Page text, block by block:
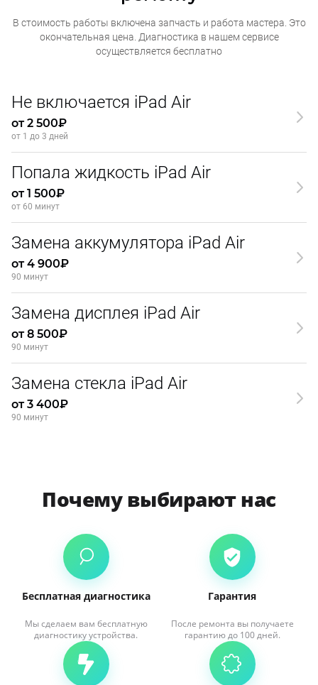
В стоимость работы включена запчасть и работа мастера. Это
окончательная цена. Диагностика в нашем сервисе
осуществляется бесплатно
Не включается iPad Air
от 2 500₽
от 1 до 3 дней
Попала жидкость iPad Air
от 1 500₽
от 60 минут
Замена аккумулятора iPad Air
от 4 900₽
90 минут
Замена дисплея iPad Air
от 8 500₽
90 минут
Замена стекла iPad Air
от 3 400₽
90 минут
Почему выбирают нас
Бесплатная диагностика
Мы сделаем вам бесплатную
диагностику устройства.
Гарантия
После ремонта вы получаете
гарантию до 100 дней.